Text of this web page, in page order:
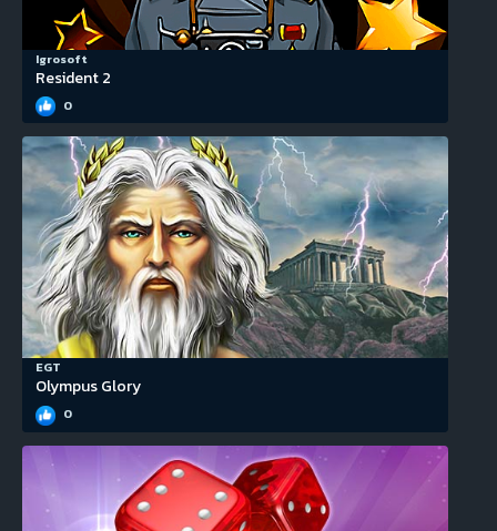
Igrosoft
Resident 2
0
EGT
Olympus Glory
0